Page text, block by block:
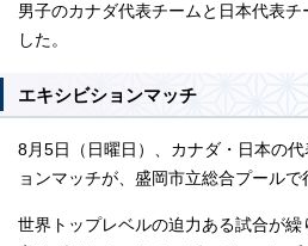
男子のカナダ代表チームと日本代表チ
した。
エキシビションマッチ
8月5日（日曜日）、カナダ・日本の
ョンマッチが、盛岡市立総合プールで
世界トップレベルの迫力ある試合が